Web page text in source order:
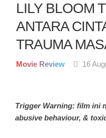
LILY BLOOM
ANTARA
TRAUMA
Movie Review 16
Trigger Warning: film ini
abusive behaviour, &